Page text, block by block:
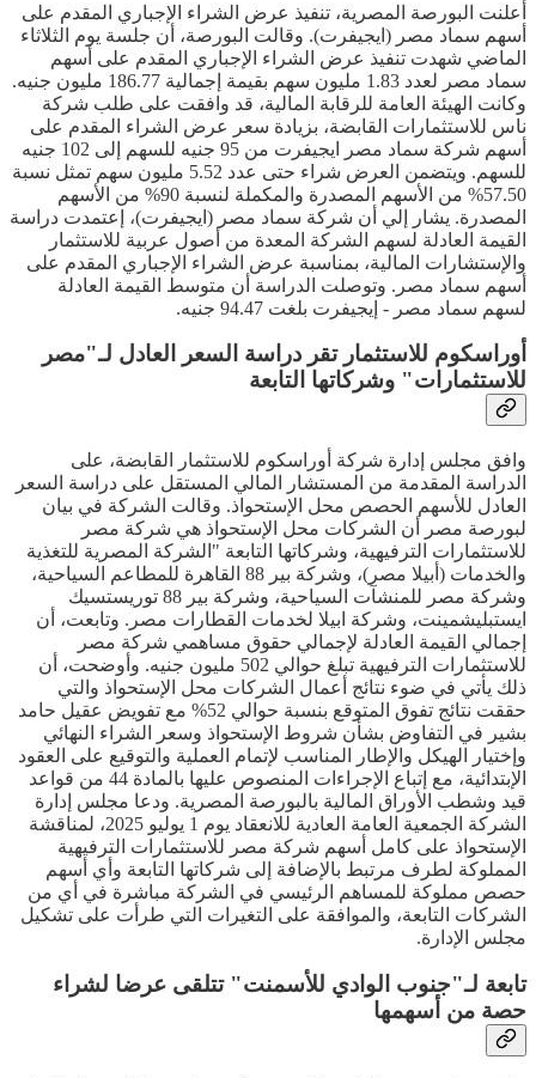
أعلنت البورصة المصرية، تنفيذ عرض الشراء الإجباري المقدم على
أسهم سماد مصر (ايجيفرت). وقالت البورصة، أن جلسة يوم الثلاثاء
الماضي شهدت تنفيذ عرض الشراء الإجباري المقدم على أسهم
سماد مصر لعدد 1.83 مليون سهم بقيمة إجمالية 186.77 مليون جنيه.
وكانت الهيئة العامة للرقابة المالية، قد وافقت على طلب شركة
ناس للاستثمارات القابضة، بزيادة سعر عرض الشراء المقدم على
أسهم شركة سماد مصر ايجيفرت من 95 جنيه للسهم إلى 102 جنيه
للسهم. ويتضمن العرض شراء حتى عدد 5.52 مليون سهم تمثل نسبة
57.50% من الأسهم المصدرة والمكملة لنسبة 90% من الأسهم
المصدرة. يشار إلي أن شركة سماد مصر (ايجيفرت)، إعتمدت دراسة
القيمة العادلة لسهم الشركة المعدة من أصول عربية للاستثمار
والإستشارات المالية، بمناسبة عرض الشراء الإجباري المقدم على
أسهم سماد مصر. وتوصلت الدراسة أن متوسط القيمة العادلة
لسهم سماد مصر - إيجيفرت بلغت 94.47 جنيه.
أوراسكوم للاستثمار تقر دراسة السعر العادل لـ"مصر
للاستثمارات" وشركاتها التابعة
وافق مجلس إدارة شركة أوراسكوم للاستثمار القابضة، على
الدراسة المقدمة من المستشار المالي المستقل على دراسة السعر
العادل للأسهم الحصص محل الإستحواذ. وقالت الشركة في بيان
لبورصة مصر أن الشركات محل الإستحواذ هي شركة مصر
للاستثمارات الترفيهية، وشركاتها التابعة "الشركة المصرية للتغذية
والخدمات (أبيلا مصر)، وشركة بير 88 القاهرة للمطاعم السياحية،
وشركة مصر للمنشآت السياحية، وشركة بير 88 توريستسيك
ايستبليشمينت، وشركة ابيلا لخدمات القطارات مصر. وتابعت، أن
إجمالي القيمة العادلة لإجمالي حقوق مساهمي شركة مصر
للاستثمارات الترفيهية تبلغ حوالي 502 مليون جنيه. وأوضحت، أن
ذلك يأتي في ضوء نتائج أعمال الشركات محل الإستحواذ والتي
حققت نتائج تفوق المتوقع بنسبة حوالي 52% مع تفويض عقيل حامد
بشير في التفاوض بشأن شروط الإستحواذ وسعر الشراء النهائي
وإختيار الهيكل والإطار المناسب لإتمام العملية والتوقيع على العقود
الإبتدائية، مع إتباع الإجراءات المنصوص عليها بالمادة 44 من قواعد
قيد وشطب الأوراق المالية بالبورصة المصرية. ودعا مجلس إدارة
الشركة الجمعية العامة العادية للانعقاد يوم 1 يوليو 2025، لمناقشة
الإستحواذ على كامل أسهم شركة مصر للاستثمارات الترفيهية
المملوكة لطرف مرتبط بالإضافة إلى شركاتها التابعة وأي أسهم
حصص مملوكة للمساهم الرئيسي في الشركة مباشرة في أي من
الشركات التابعة، والموافقة على التغيرات التي طرأت على تشكيل
مجلس الإدارة.
تابعة لـ"جنوب الوادي للأسمنت" تتلقى عرضا لشراء
حصة من أسهمها